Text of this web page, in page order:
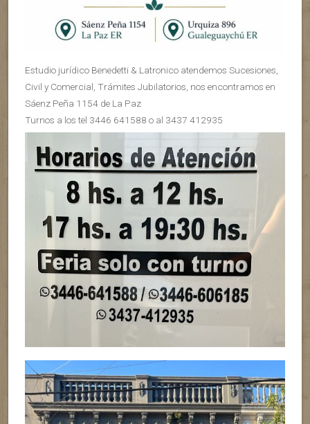
Estudio jurídico Benedetti & Latronico atendemos Sucesiones,
Civil y Comercial, Trámites Jubilatorios, nos encontramos en
Sáenz Peña 1154 de La Paz
Turnos a los tel 3446 641588 o al 3437 412935